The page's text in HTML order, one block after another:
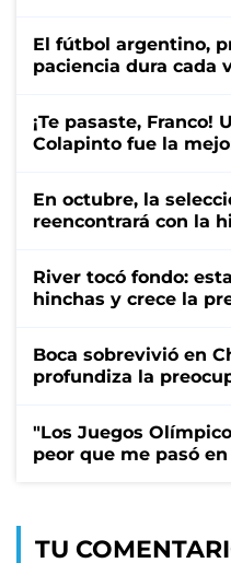
El fútbol argentino,
paciencia dura cada
¡Te pasaste, Franco!
Colapinto fue la
En octubre, la
reencontrará con la
River tocó fondo:
hinchas y crece la
Boca sobrevivió en
profundiza la
"Los Juegos
peor que me pasó
TU